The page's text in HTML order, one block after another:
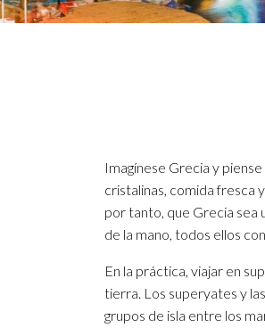
Imagínese Grecia y
cristalinas, comida fresca
por tanto, que Grecia sea
de la mano, todos ellos
En la práctica, viajar en
tierra. Los superyates y
grupos de isla entre los